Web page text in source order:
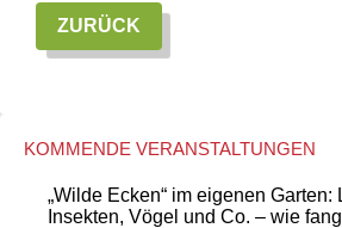
ZURÜCK
KOMMENDE VERANSTALTUNGEN
„Wilde Ecken“ im eigenen Garten:
Insekten, Vögel und Co. – wie